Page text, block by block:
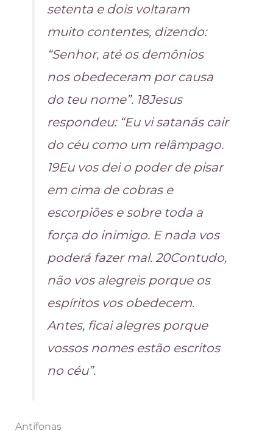
setenta e dois voltaram
muito contentes, dizendo:
“Senhor, até os demônios
nos obedeceram por causa
do teu nome”. 18Jesus
respondeu: “Eu vi satanás cair
do céu como um relâmpago.
19Eu vos dei o poder de pisar
em cima de cobras e
escorpiões e sobre toda a
força do inimigo. E nada vos
poderá fazer mal. 20Contudo,
não vos alegreis porque os
espíritos vos obedecem.
Antes, ficai alegres porque
vossos nomes estão escritos
no céu”.
Antífonas